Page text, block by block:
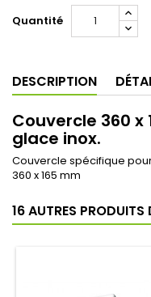
Quantité
DESCRIPTION
Couvercle 360
glace inox.
Couvercle spécifique
360 x 165 mm
16 AUTRES